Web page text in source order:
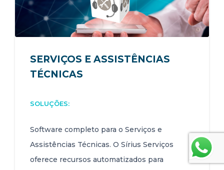
SERVIÇOS E ASSISTÊNCIAS
TÉCNICAS
SOLUÇÕES:
Software completo para o Serviços e
Assistências Técnicas. O Sírius Serviços
oferece recursos automatizados para